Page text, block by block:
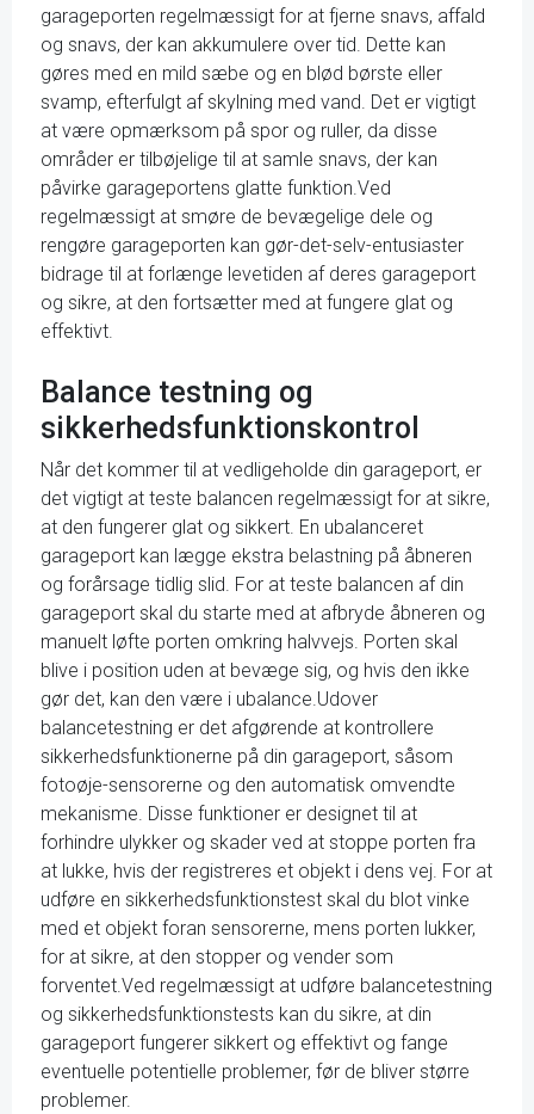
garageporten regelmæssigt for at fjerne snavs, affald
og snavs, der kan akkumulere over tid. Dette kan
gøres med en mild sæbe og en blød børste eller
svamp, efterfulgt af skylning med vand. Det er vigtigt
at være opmærksom på spor og ruller, da disse
områder er tilbøjelige til at samle snavs, der kan
påvirke garageportens glatte funktion.Ved
regelmæssigt at smøre de bevægelige dele og
rengøre garageporten kan gør-det-selv-entusiaster
bidrage til at forlænge levetiden af deres garageport
og sikre, at den fortsætter med at fungere glat og
effektivt.
Balance testning og
sikkerhedsfunktionskontrol
Når det kommer til at vedligeholde din garageport, er
det vigtigt at teste balancen regelmæssigt for at sikre,
at den fungerer glat og sikkert. En ubalanceret
garageport kan lægge ekstra belastning på åbneren
og forårsage tidlig slid. For at teste balancen af din
garageport skal du starte med at afbryde åbneren og
manuelt løfte porten omkring halvvejs. Porten skal
blive i position uden at bevæge sig, og hvis den ikke
gør det, kan den være i ubalance.Udover
balancetestning er det afgørende at kontrollere
sikkerhedsfunktionerne på din garageport, såsom
fotoøje-sensorerne og den automatisk omvendte
mekanisme. Disse funktioner er designet til at
forhindre ulykker og skader ved at stoppe porten fra
at lukke, hvis der registreres et objekt i dens vej. For at
udføre en sikkerhedsfunktionstest skal du blot vinke
med et objekt foran sensorerne, mens porten lukker,
for at sikre, at den stopper og vender som
forventet.Ved regelmæssigt at udføre balancetestning
og sikkerhedsfunktionstests kan du sikre, at din
garageport fungerer sikkert og effektivt og fange
eventuelle potentielle problemer, før de bliver større
problemer.